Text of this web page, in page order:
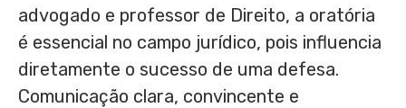
advogado e professor de Direito, a oratória
é essencial no campo jurídico, pois influencia
diretamente o sucesso de uma defesa.
Comunicação clara, convincente e